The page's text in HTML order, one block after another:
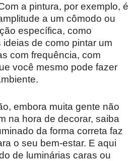
a pintura, por exemplo, é
a um cômodo ou
específica, como
de como pintar um
com frequência, com
você mesmo pode fazer
embora muita gente não
na hora de decorar, saiba
da forma correta faz
o seu bem-estar. E aqui
de luminárias caras ou